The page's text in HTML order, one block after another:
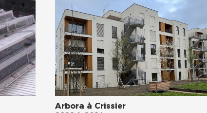
Arbora à Crissier